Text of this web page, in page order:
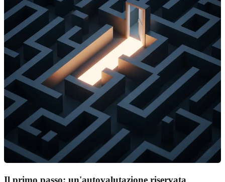
Il primo passo: un'autovalutazione riservata